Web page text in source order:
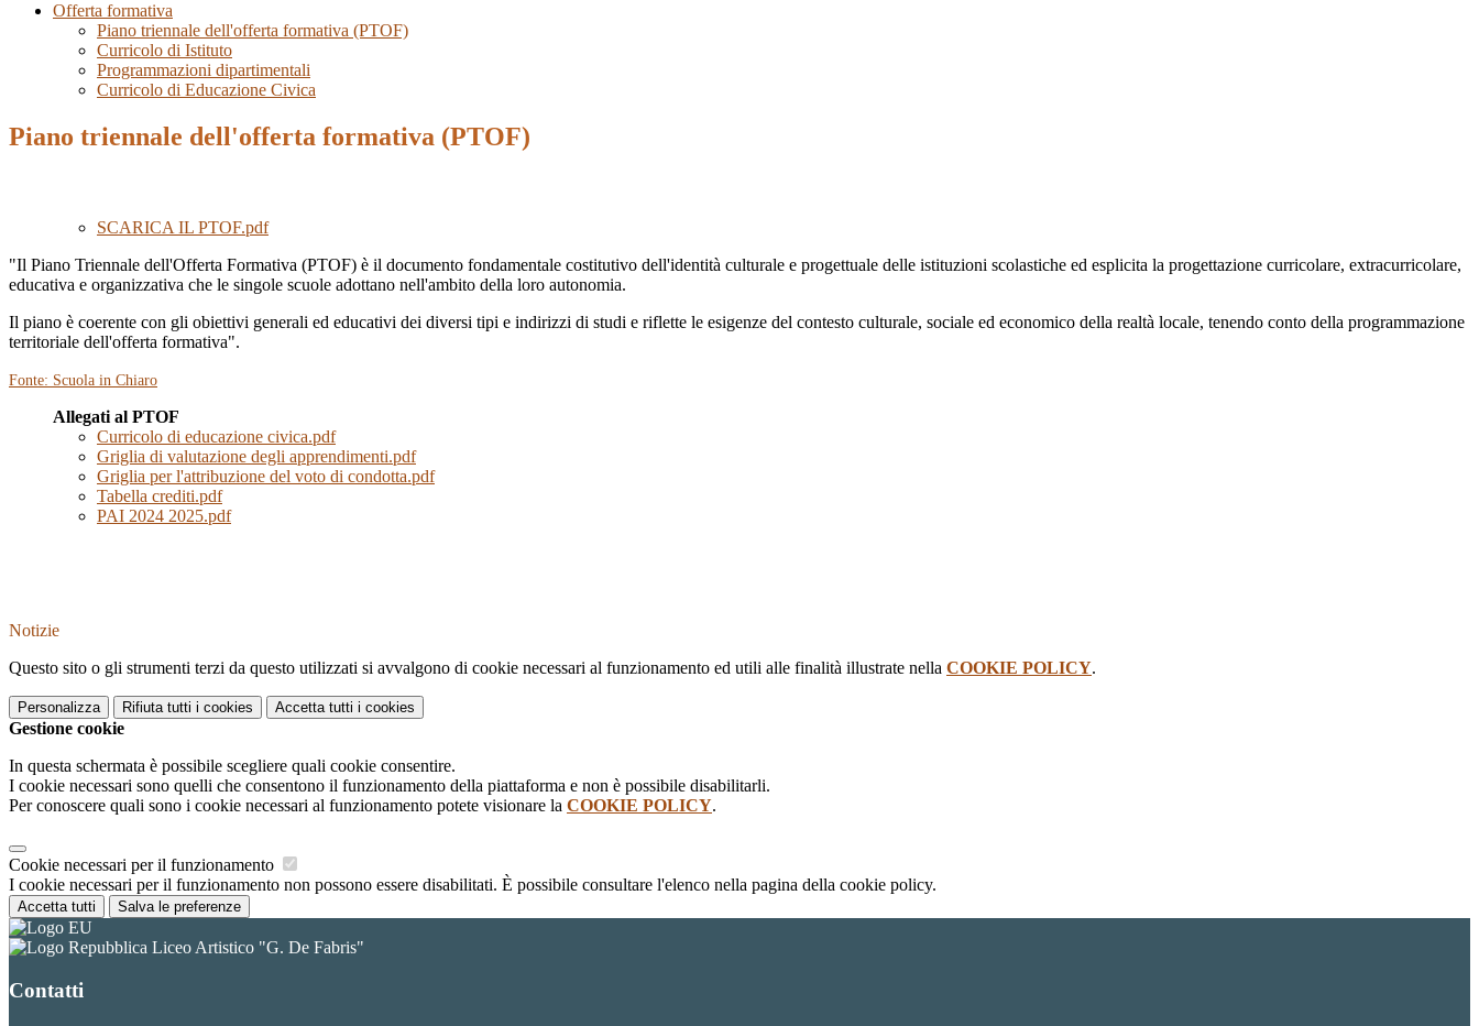
Offerta formativa
Piano triennale dell'offerta formativa (PTOF)
Curricolo di Istituto
Programmazioni dipartimentali
Curricolo di Educazione Civica
Piano triennale dell'offerta formativa (PTOF)
SCARICA IL PTOF.pdf
"Il Piano Triennale dell'Offerta Formativa (PTOF) è il documento fondamentale costitutivo dell'identità culturale e progettuale delle istituzioni scolastiche ed esplicita la progettazione curricolare, extracurricolare,
educativa e organizzativa che le singole scuole adottano nell'ambito della loro autonomia.
Il piano è coerente con gli obiettivi generali ed educativi dei diversi tipi e indirizzi di studi e riflette le esigenze del contesto culturale, sociale ed economico della realtà locale, tenendo conto della programmazione
territoriale dell'offerta formativa".
Fonte: Scuola in Chiaro
Allegati al PTOF
Curricolo di educazione civica.pdf
Griglia di valutazione degli apprendimenti.pdf
Griglia per l'attribuzione del voto di condotta.pdf
Tabella crediti.pdf
PAI 2024 2025.pdf
Notizie
Questo sito o gli strumenti terzi da questo utilizzati si avvalgono di cookie necessari al funzionamento ed utili alle finalità illustrate nella COOKIE POLICY.
Personalizza Rifiuta tutti i cookies Accetta tutti i cookies
Gestione cookie
In questa schermata è possibile scegliere quali cookie consentire.
I cookie necessari sono quelli che consentono il funzionamento della piattaforma e non è possibile disabilitarli.
Per conoscere quali sono i cookie necessari al funzionamento potete visionare la COOKIE POLICY.
Cookie necessari per il funzionamento
I cookie necessari per il funzionamento non possono essere disabilitati. È possibile consultare l'elenco nella pagina della cookie policy.
Accetta tutti Salva le preferenze
Liceo Artistico "G. De Fabris"
Contatti